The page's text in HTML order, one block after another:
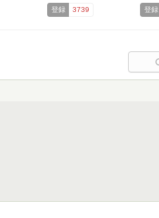
登録 3739 登録